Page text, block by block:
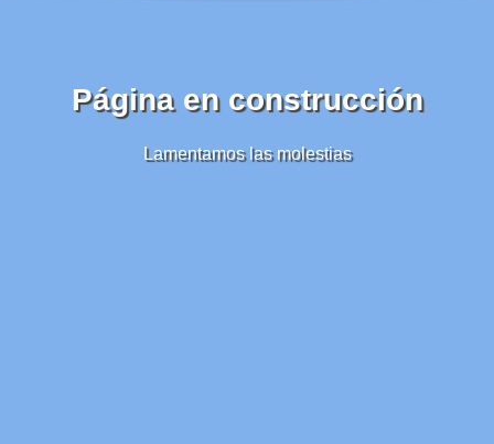
Página en construcción
Lamentamos las molestias